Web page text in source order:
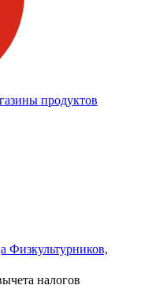
продуктов
Физкультурников,
налогов